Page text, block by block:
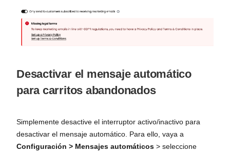
Desactivar el mensaje automático
para carritos abandonados
Simplemente desactive el interruptor activo/inactivo para
desactivar el mensaje automático. Para ello, vaya a
Configuración > Mensajes automáticos > seleccione